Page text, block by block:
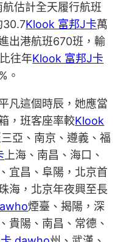
估計全天履行航班
30.7Klook 富邦J卡萬
出港航班670班，輸
往年Klook 富邦J卡
。
凡這個時辰，她應當
，班客座率較Klook
亞、南京、遵義、福
上海、南昌、海口、
宜昌、阜陽，北京首
海，北京年夜興至長
煙臺、揭陽，深
貴陽、南昌、常德、